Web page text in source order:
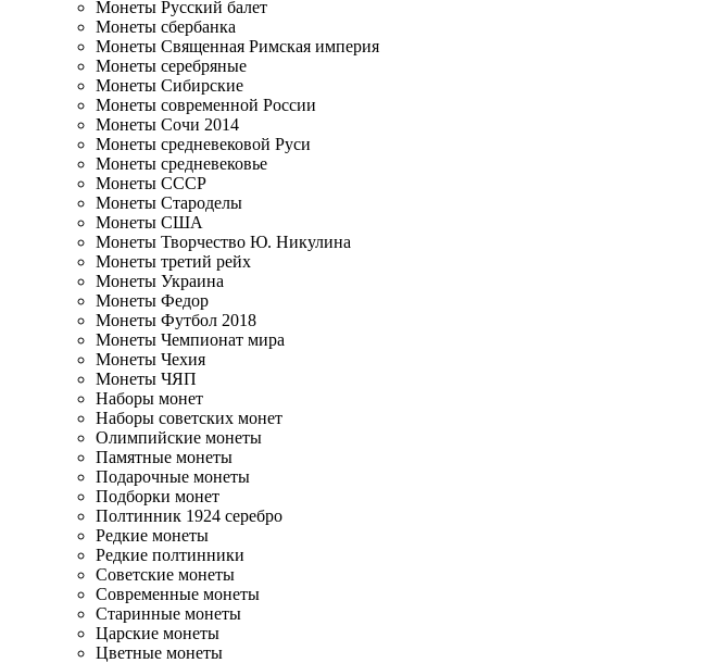
Монеты Русский балет
Монеты сбербанка
Монеты Священная Римская империя
Монеты серебряные
Монеты Сибирские
Монеты современной России
Монеты Сочи 2014
Монеты средневековой Руси
Монеты средневековье
Монеты СССР
Монеты Староделы
Монеты США
Монеты Творчество Ю. Никулина
Монеты третий рейх
Монеты Украина
Монеты Федор
Монеты Футбол 2018
Монеты Чемпионат мира
Монеты Чехия
Монеты ЧЯП
Наборы монет
Наборы советских монет
Олимпийские монеты
Памятные монеты
Подарочные монеты
Подборки монет
Полтинник 1924 серебро
Редкие монеты
Редкие полтинники
Советские монеты
Современные монеты
Старинные монеты
Царские монеты
Цветные монеты